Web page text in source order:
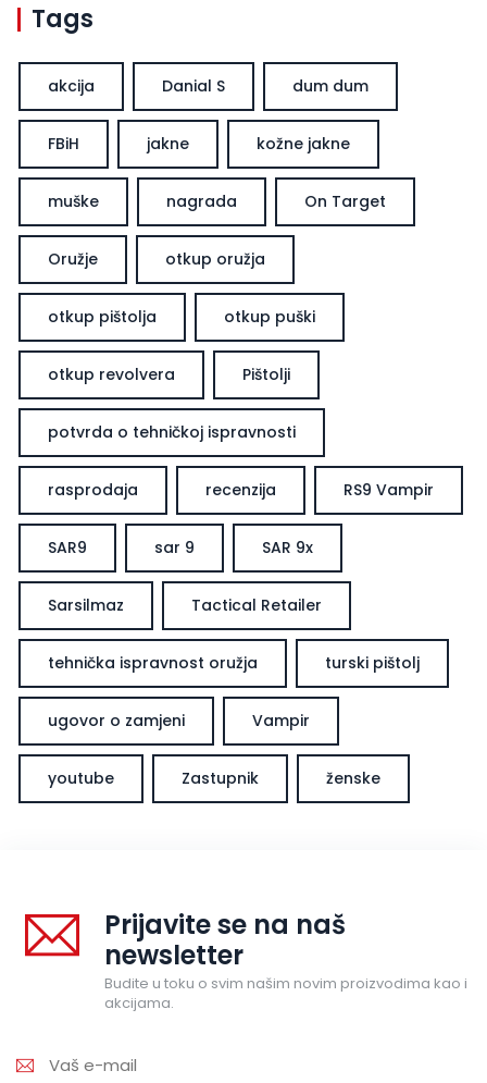
Tags
akcija Danial S dum dum
FBiH jakne kožne jakne
muške nagrada On Target
Oružje otkup oružja
otkup pištolja otkup puški
otkup revolvera Pištolji
potvrda o tehničkoj ispravnosti
rasprodaja recenzija RS9 Vampir
SAR9 sar 9 SAR 9x
Sarsilmaz Tactical Retailer
tehnička ispravnost oružja turski pištolj
ugovor o zamjeni Vampir
youtube Zastupnik ženske
Prijavite se na naš
newsletter
Budite u toku o svim našim novim proizvodima kao i
akcijama.